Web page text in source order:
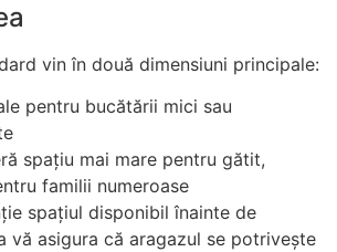
vin în două dimensiuni principale:
pentru bucătării mici sau
spațiu mai mare pentru gătit,
familii numeroase
spațiul disponibil înainte de
vă asigura că aragazul se potrivește